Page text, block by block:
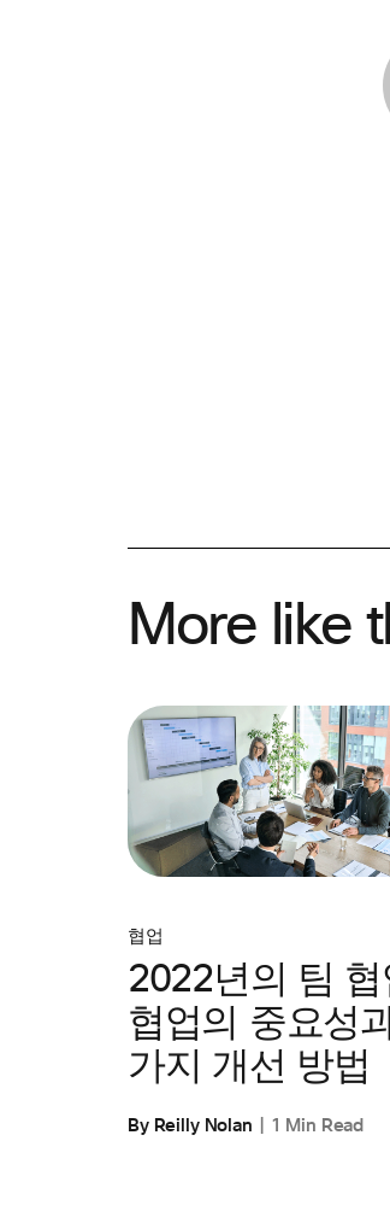
More like
협업
2022년의 팀 협
협업의 중요성
가지 개선 방법
By Reilly Nolan 1 Min Read